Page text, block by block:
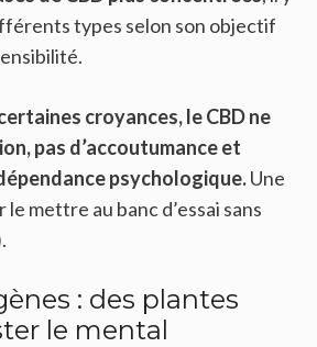
types selon son objectif
croyances, le CBD ne
pas d’accoutumance et
psychologique.Une
mettre au banc d’essai sans
: des plantes
le mental